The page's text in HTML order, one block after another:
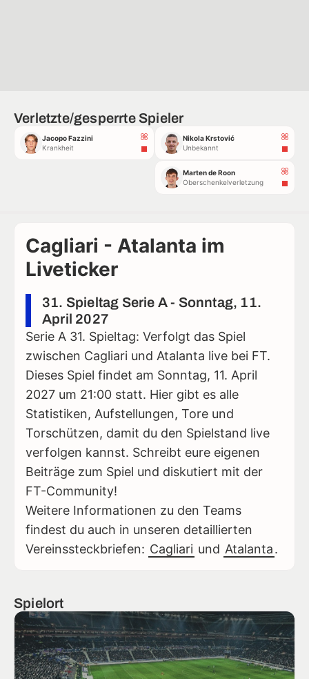
Verletzte/gesperrte Spieler
Jacopo Fazzini
Krankheit
Nikola Krstović
Unbekannt
Marten de Roon
Oberschenkelverletzung
Cagliari - Atalanta im
Liveticker
31. Spieltag Serie A - Sonntag, 11.
April 2027
Serie A 31. Spieltag: Verfolgt das Spiel
zwischen Cagliari und Atalanta live bei FT.
Dieses Spiel findet am Sonntag, 11. April
2027 um 21:00 statt. Hier gibt es alle
Statistiken, Aufstellungen, Tore und
Torschützen, damit du den Spielstand live
verfolgen kannst. Schreibt eure eigenen
Beiträge zum Spiel und diskutiert mit der
FT-Community!
Weitere Informationen zu den Teams
findest du auch in unseren detaillierten
Vereinssteckbriefen: Cagliari und Atalanta.
Spielort